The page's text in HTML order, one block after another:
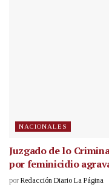
NACIONALES
Juzgado de lo
por feminicidio
por Redacción Diario La Página